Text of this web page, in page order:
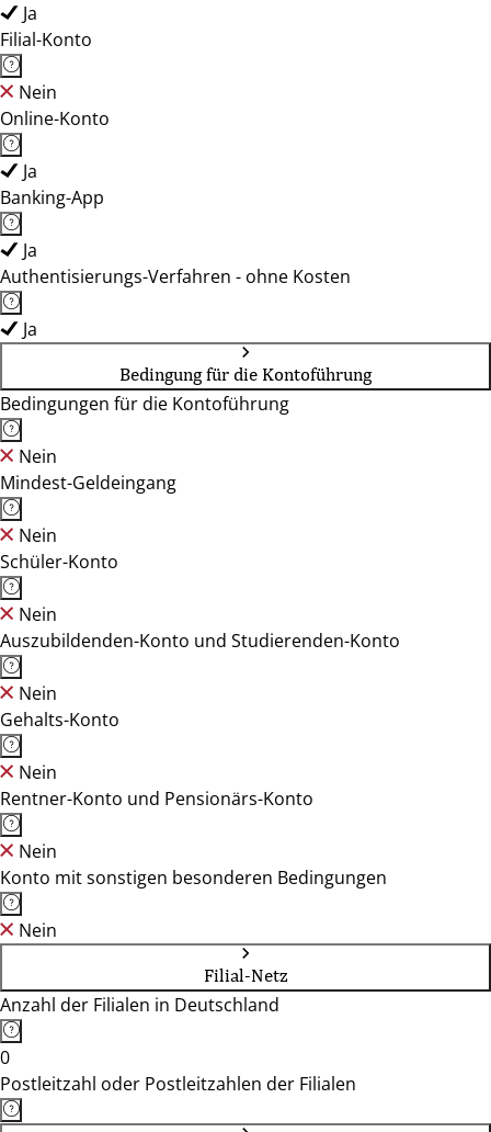
Ja
Filial-Konto
Nein
Online-Konto
Ja
Banking-App
Ja
Authentisierungs-Verfahren - ohne Kosten
Ja
Bedingung für die Kontoführung
Bedingungen für die Kontoführung
Nein
Mindest-Geldeingang
Nein
Schüler-Konto
Nein
Auszubildenden-Konto und Studierenden-Konto
Nein
Gehalts-Konto
Nein
Rentner-Konto und Pensionärs-Konto
Nein
Konto mit sonstigen besonderen Bedingungen
Nein
Filial-Netz
Anzahl der Filialen in Deutschland
0
Postleitzahl oder Postleitzahlen der Filialen